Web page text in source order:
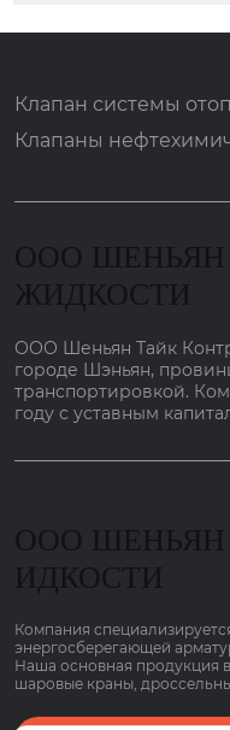
Клапан системы
Клапаны
ООО ШЕНЬЯН
ЖИДКОСТИ
ООО Шеньян Тайк
городе Шэньян,
транспортировкой.
году с уставным
ООО ШЕНЬЯН
ИДКОСТИ
Компания
энергосберегающей
Наша основная продукция
шаровые краны,
корпусов клапанов и т. д.,